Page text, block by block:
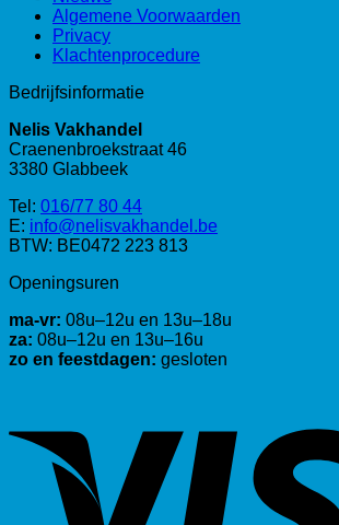
Algemene Voorwaarden
Privacy
Klachtenprocedure
Bedrijfsinformatie
Nelis Vakhandel
Craenenbroekstraat 46
3380 Glabbeek
Tel: 016/77 80 44
E: info@nelisvakhandel.be
BTW: BE0472 223 813
Openingsuren
ma-vr: 08u–12u en 13u–18u
za: 08u–12u en 13u–16u
zo en feestdagen: gesloten